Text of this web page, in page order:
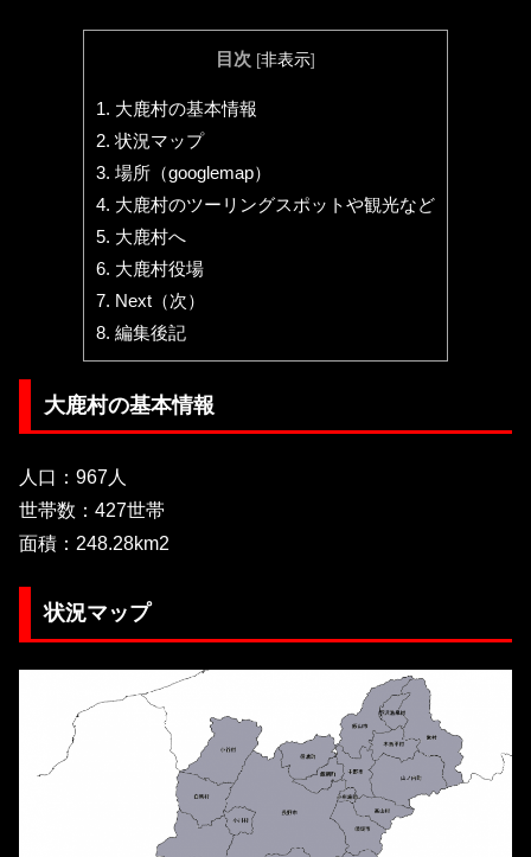
目次 [非表示]
1. 大鹿村の基本情報
2. 状況マップ
3. 場所（googlemap）
4. 大鹿村のツーリングスポットや観光など
5. 大鹿村へ
6. 大鹿村役場
7. Next（次）
8. 編集後記
大鹿村の基本情報
人口：967人
世帯数：427世帯
面積：248.28km2
状況マップ